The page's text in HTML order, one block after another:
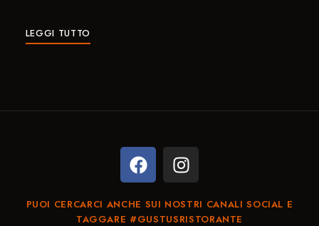
LEGGI TUTTO
PUOI CERCARCI ANCHE SUI NOSTRI CANALI SOCIAL E
TAGGARE #GUSTUSRISTORANTE​